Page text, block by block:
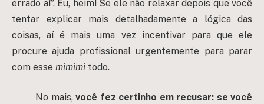
errado aí”. Eu, heim! Se ele não relaxar depois que você
tentar explicar mais detalhadamente a lógica das
coisas, aí é mais uma vez incentivar para que ele
procure ajuda profissional urgentemente para parar
com esse mimimi todo.
No mais, você fez certinho em recusar: se você